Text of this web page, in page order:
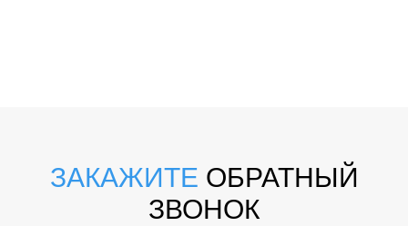
ЗАКАЖИТЕ ОБРАТНЫЙ
ЗВОНОК